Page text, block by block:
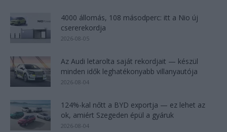
4000 állomás, 108 másodperc: itt a Nio új
csererekordja
2026-08-05
Az Audi letarolta saját rekordjait — készül
minden idők leghatékonyabb villanyautója
2026-08-04
124%-kal nőtt a BYD exportja — ez lehet az
ok, amiért Szegeden épül a gyáruk
2026-08-04